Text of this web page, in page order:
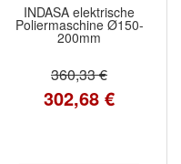
INDASA elektrische
Poliermaschine Ø150-
200mm
360,33 €
302,68 €